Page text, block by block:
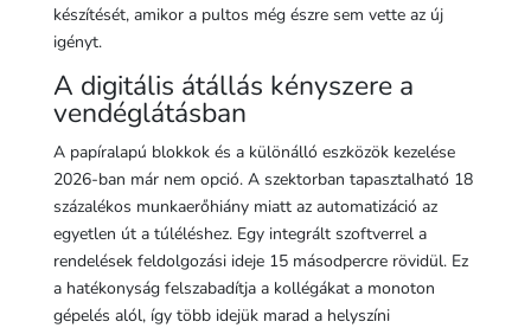
készítését, amikor a pultos még észre sem vette az új
igényt.
A digitális átállás kényszere a
vendéglátásban
A papíralapú blokkok és a különálló eszközök kezelése
2026-ban már nem opció. A szektorban tapasztalható 18
százalékos munkaerőhiány miatt az automatizáció az
egyetlen út a túléléshez. Egy integrált szoftverrel a
rendelések feldolgozási ideje 15 másodpercre rövidül. Ez
a hatékonyság felszabadítja a kollégákat a monoton
gépelés alól, így több idejük marad a helyszíni